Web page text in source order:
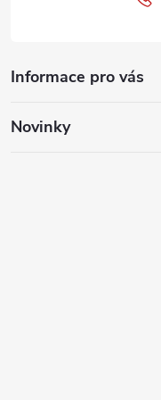
Informace pro vás
Novinky